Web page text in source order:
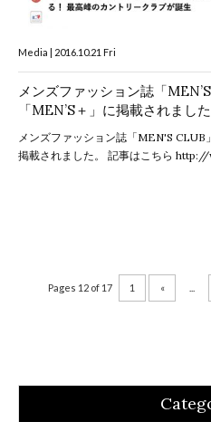
Media | 2016.10.21 Fri
メンズファッション誌「
「MEN’S＋」に掲載されました
メンズファッション誌「MEN'S
掲載されました。 記事はこちら
Pages 12 of 17 1 «